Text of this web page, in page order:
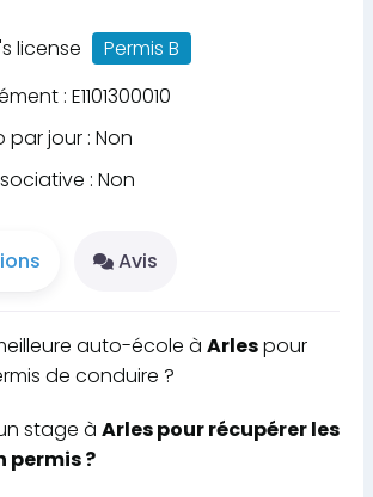
license
Permis B
: E1101300010
par jour : Non
: Non
Avis
auto-école à Arlespour
de conduire ?
stage à Arles pour récupérer les
permis ?